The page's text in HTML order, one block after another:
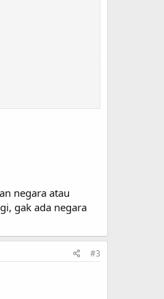
negara atau
gak ada negara
#3